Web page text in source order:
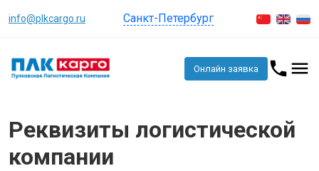
info@plkcargo.ru Санкт-Петербург
Онлайн заявка
Реквизиты логистической
компании